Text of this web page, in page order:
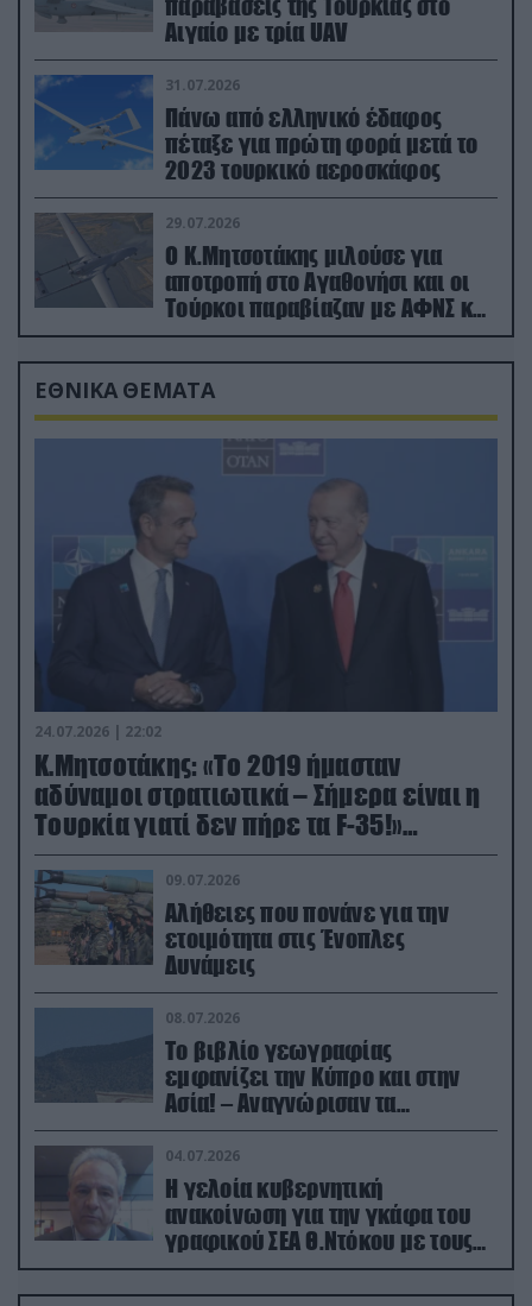
Αιγαίο με τρία UAV
31.07.2026
Πάνω από ελληνικό έδαφος
πέταξε για πρώτη φορά μετά το
2023 τουρκικό αεροσκάφος
29.07.2026
Ο Κ.Μητσοτάκης μιλούσε για
αποτροπή στο Αγαθονήσι και οι
Τούρκοι παραβίαζαν με ΑΦΝΣ και
drone
ΕΘΝΙΚΑ ΘΕΜΑΤΑ
24.07.2026 | 22:02
Κ.Μητσοτάκης: «Το 2019 ήμασταν
αδύναμοι στρατιωτικά – Σήμερα είναι η
Τουρκία γιατί δεν πήρε τα F-35!»
(βίντεο)
09.07.2026
Αλήθειες που πονάνε για την
ετοιμότητα στις Ένοπλες
Δυνάμεις
08.07.2026
Το βιβλίο γεωγραφίας
εμφανίζει την Κύπρο και στην
Ασία! – Αναγνώρισαν τα
κατεχόμενα; (φωτο)
04.07.2026
Η γελοία κυβερνητική
ανακοίνωση για την γκάφα του
γραφικού ΣΕΑ Θ.Ντόκου με τους
Ρώσους φαρσέρ